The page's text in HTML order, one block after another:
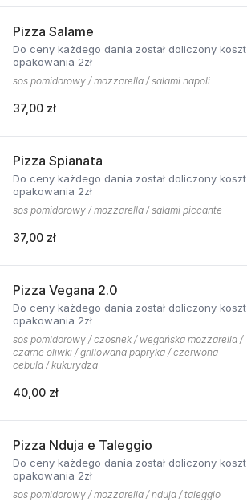
Pizza Salame
Do ceny każdego dania został doliczony koszt
opakowania 2zł
sos pomidorowy / mozzarella / salami napoli
37,00 zł
Pizza Spianata
Do ceny każdego dania został doliczony koszt
opakowania 2zł
sos pomidorowy / mozzarella / salami piccante
37,00 zł
Pizza Vegana 2.0
Do ceny każdego dania został doliczony koszt
opakowania 2zł
sos pomidorowy / czosnek / wegańska mozzarella /
czarne oliwki / grillowana papryka / czerwona
cebula / kukurydza
40,00 zł
Pizza Nduja e Taleggio
Do ceny każdego dania został doliczony koszt
opakowania 2zł
sos pomidorowy / mozzarella / nduja / taleggio